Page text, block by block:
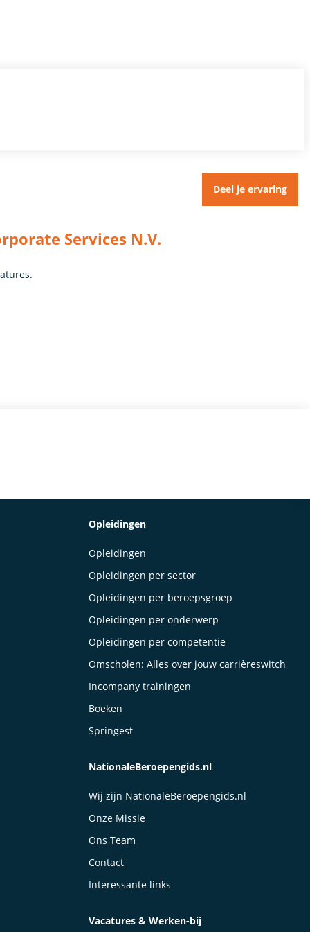
Deel je ervaring
Services N.V.
Opleidingen
Opleidingen
Opleidingen per sector
Opleidingen per beroepsgroep
Opleidingen per onderwerp
Opleidingen per competentie
Omscholen: Alles over jouw carrièreswitch
Incompany trainingen
Boeken
Springest
NationaleBeroepengids.nl
Wij zijn NationaleBeroepengids.nl
Onze Missie
Ons Team
Contact
Interessante links
Vacatures & Werken-bij